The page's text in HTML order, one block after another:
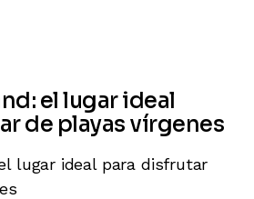
el lugar ideal
de playas vírgenes
lugar ideal para disfrutar